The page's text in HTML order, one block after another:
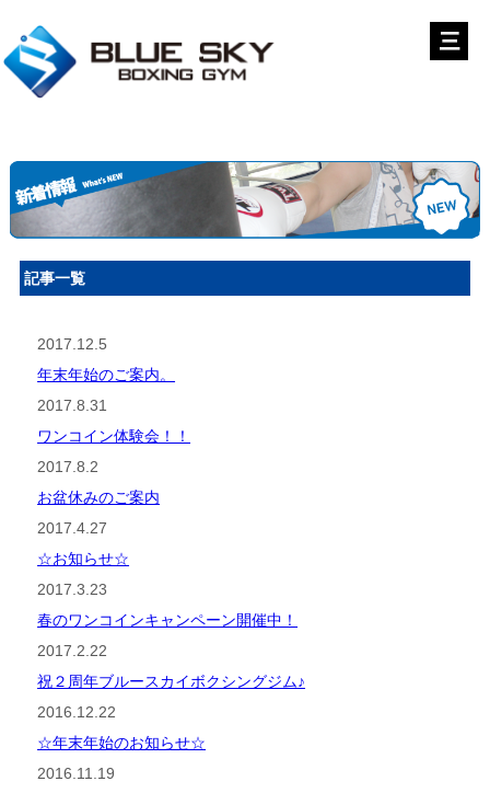
記事一覧
2017.12.5
年末年始のご案内。
2017.8.31
ワンコイン体験会！！
2017.8.2
お盆休みのご案内
2017.4.27
☆お知らせ☆
2017.3.23
春のワンコインキャンペーン開催中！
2017.2.22
祝２周年ブルースカイボクシングジム♪
2016.12.22
☆年末年始のお知らせ☆
2016.11.19